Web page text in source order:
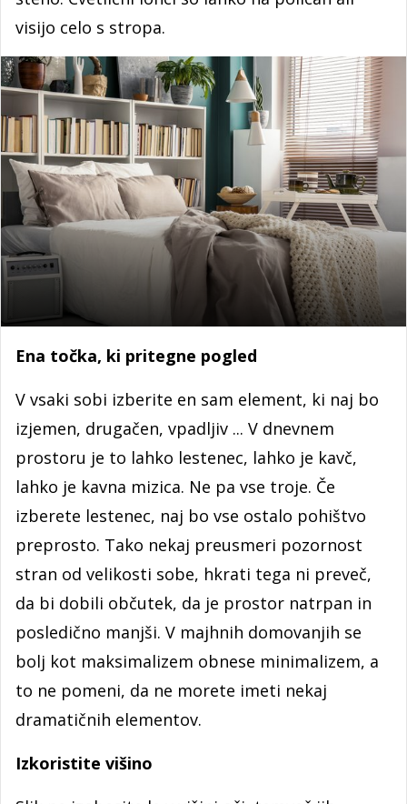
visijo celo s stropa.
Ena točka, ki pritegne pogled
V vsaki sobi izberite en sam element, ki naj bo
izjemen, drugačen, vpadljiv ... V dnevnem
prostoru je to lahko lestenec, lahko je kavč,
lahko je kavna mizica. Ne pa vse troje. Če
izberete lestenec, naj bo vse ostalo pohištvo
preprosto. Tako nekaj preusmeri pozornost
stran od velikosti sobe, hkrati tega ni preveč,
da bi dobili občutek, da je prostor natrpan in
posledično manjši. V majhnih domovanjih se
bolj kot maksimalizem obnese minimalizem, a
to ne pomeni, da ne morete imeti nekaj
dramatičnih elementov.
Izkoristite višino